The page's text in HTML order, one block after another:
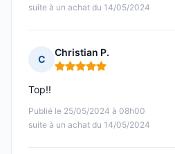
suite à un achat du 14/05/2024
C
Christian P.
Note : 5 sur 5
Publié le 25/05/2024 à 08h00
suite à un achat du 14/05/2024
Top!!